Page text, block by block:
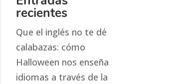
recientes
Que el inglés no te dé
calabazas: cómo
Halloween nos enseña
idiomas a través de la